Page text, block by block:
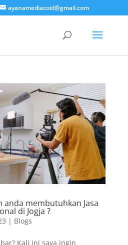
ayanamediacoid@gmail.com
anda membutuhkan Jasa
di Jogja ?
| Blogs
Kali ini saya ingin